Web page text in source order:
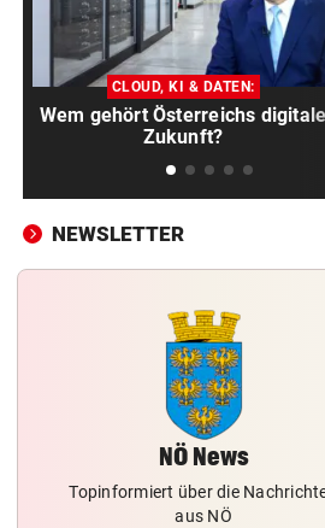
NEUE VERTRAGSFALLEN vor
Warum zahlt Versicherung
Stiegensturz nicht?
KRITIK REISST NICHT AB
Getöteter Kater: „Freispruch
fatales Zeichen“
REKORDSOMMER IN Ö
Hitze, Brände, Unwetter:
Einsatzkräfte gefordert!
Tragödie! Brasilien-Talent
CLOUD, KI & DATEN:
Wem gehört Österreichs digitale
Zukunft?
NEWSLETTER
NÖ News
Topinformiert über die
aus NÖ